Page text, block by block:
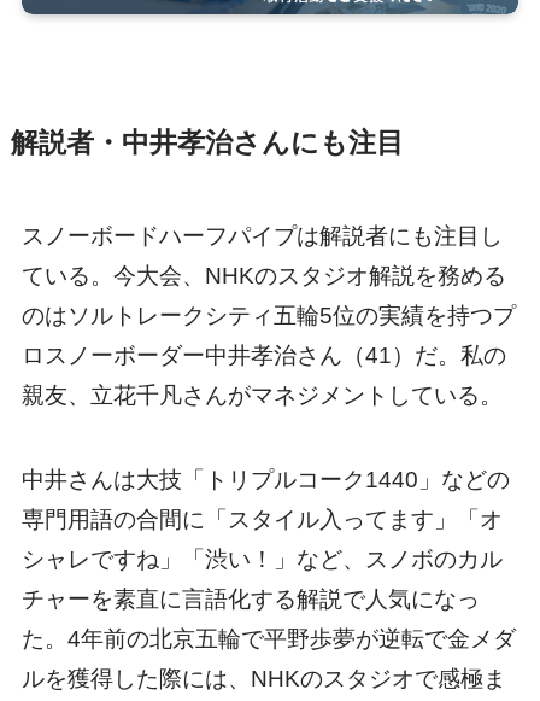
解説者・中井孝治さんにも注目
スノーボードハーフパイプは解説者にも注目し
ている。今大会、NHKのスタジオ解説を務める
のはソルトレークシティ五輪5位の実績を持つプ
ロスノーボーダー中井孝治さん（41）だ。私の
親友、立花千凡さんがマネジメントしている。
中井さんは大技「トリプルコーク1440」などの
専門用語の合間に「スタイル入ってます」「オ
シャレですね」「渋い！」など、スノボのカル
チャーを素直に言語化する解説で人気になっ
た。4年前の北京五輪で平野歩夢が逆転で金メダ
ルを獲得した際には、NHKのスタジオで感極ま